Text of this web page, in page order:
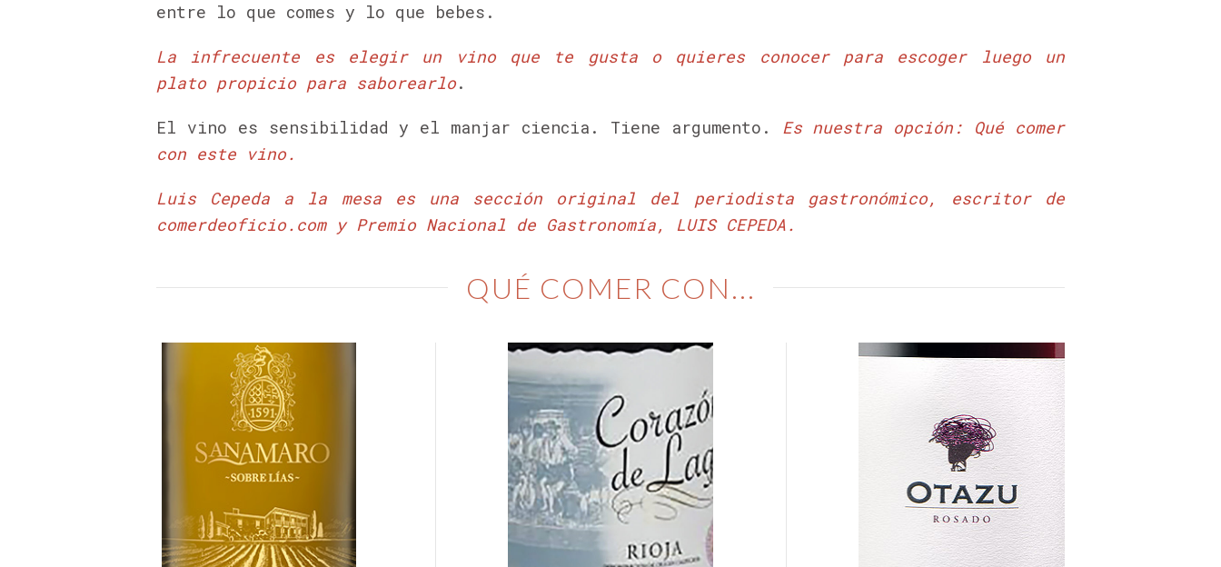
entre lo que comes y lo que bebes.
La infrecuente es elegir un vino que te gusta o quieres conocer para escoger luego un
plato propicio para saborearlo.
El vino es sensibilidad y el manjar ciencia. Tiene argumento. Es nuestra opción: Qué comer
con este vino.
Luis Cepeda a la mesa es una sección original del periodista gastronómico, escritor de
comerdeoficio.comy Premio Nacional de Gastronomía, LUIS CEPEDA.
QUÉ COMER CON...